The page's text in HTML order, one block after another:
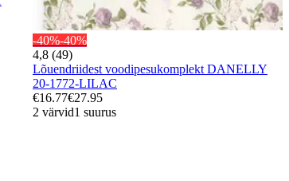
-40%-40%
4,8 (49)
Lõuendriidest voodipesukomplekt DANELLY
20-1772-LILAC
€16.77€27.95
2 värvid1 suurus